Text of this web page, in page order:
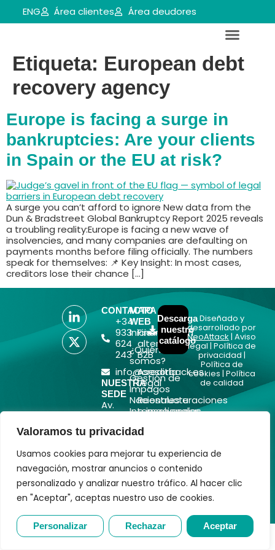
Valoramos tu privacidad
Usamos cookies para mejorar tu experiencia de
navegación, mostrar anuncios o contenido
personalizado y analizar nuestro tráfico. Al hacer clic
en "Aceptar", aceptas nuestro uso de cookies.
Personalizar Rechazar Aceptar
ENG Área clientes Área deudores
Etiqueta: European debt
recovery agency
Europe is facing a surge in
bankruptcies: Are your clients
in Spain or the EU at risk?
A surge you can’t afford to ignore New data from the
Dun & Bradstreet Global Bankruptcy Report 2025 reveals
a troubling reality:Europe is facing a new wave of
insolvencies, and many companies are defaulting on
payments months before filing officially. The numbers
speak for themselves: 📌 Key Insight: In most cases,
creditors lose their chance […]
CONTACTO
+34
933
624
243
info@creditback.es
NUESTRA
SEDE
Av.
532, 2ª,
08006,
Barcelona
MAPA
WEB
Inicio
¿Quiénes
somos?
Gestión de
Impagos
Nacionales e
Internacionales
Prevención
de
Impagos
Análisis
Crediticio
a
Terceros
Financiación
alternativa
B2B
Asesoría
Legal
Reestructuraciones
e insolvencias
Blog
Descarga
nuestro
catálogo
Diseñado y
desarrollado por
NeoAttack |Aviso
legal | Política de
privacidad |
Política de
cookies | Política
de calidad